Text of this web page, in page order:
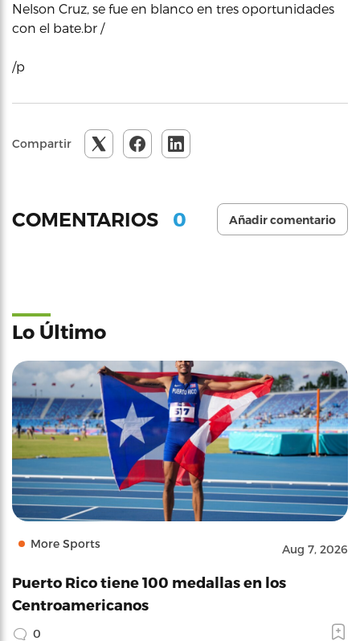
Nelson Cruz, se fue en blanco en tres oportunidades
con el bate.br /
/p
Compartir
COMENTARIOS 0 Añadir comentario
Lo Último
More Sports Aug 7, 2026
Puerto Rico tiene 100 medallas en los
Centroamericanos
0